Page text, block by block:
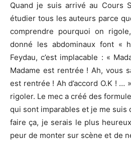
Quand je suis arrivé au Cours
étudier tous les auteurs parce
comprendre pourquoi on
donné les abdominaux font «
Feydau, c’est implacable : «
Madame est rentrée ! Ah, vous
est rentrée ! Ah d’accord O.K ! …
rigoler. Le mec a créé des
qui sont imparables et je me suis
faire ça, je serais le plus
peur de monter sur scène et de